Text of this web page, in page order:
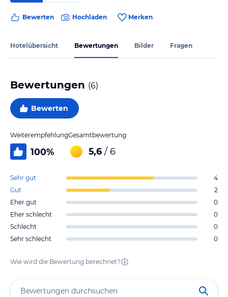
Bewerten Hochladen Merken
Hotelübersicht Bewertungen Bilder Fragen
Bewertungen (6)
Bewerten
Weiterempfehlung
100%
Gesamtbewertung
5,6 / 6
Sehr gut
4
Gut
2
Eher gut
0
Eher schlecht
0
Schlecht
0
Sehr schlecht
0
Wie wird die Bewertung berechnet?